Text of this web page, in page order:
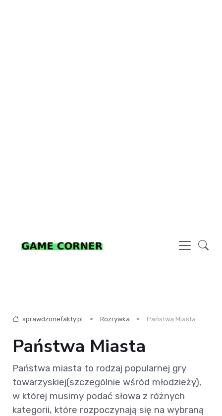
sprawdzonefakty.pl Rozrywka Państwa Miasta
Państwa Miasta
Państwa miasta to rodzaj popularnej gry
towarzyskiej(szczególnie wśród młodzieży),
w której musimy podać słowa z różnych
kategorii, które rozpoczynają się na wybraną